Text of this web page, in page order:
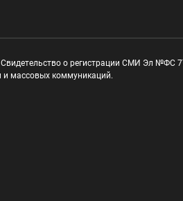
Свидетельство о регистрации СМИ Эл №ФС
и массовых коммуникаций.